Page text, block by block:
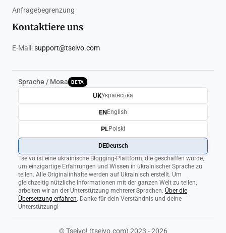
Anfragebegrenzung
Kontaktiere uns
E-Mail:support@tseivo.com
Sprache / Мова BETA
Tseivo ist eine ukrainische Blogging-Plattform, die geschaffen wurde,
um einzigartige Erfahrungen und Wissen in ukrainischer Sprache zu
teilen. Alle Originalinhalte werden auf Ukrainisch erstellt. Um
gleichzeitig nützliche Informationen mit der ganzen Welt zu teilen,
arbeiten wir an der Unterstützung mehrerer Sprachen. Über die
Übersetzung erfahren. Danke für dein Verständnis und deine
Unterstützung!
UKУкраїнська
ENEnglish
PLPolski
DEDeutsch
© Tseivo! (tseivo.com) 2023 - 2026